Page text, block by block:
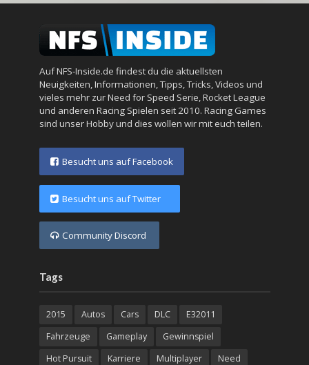
Auf NFS-Inside.de findest du die aktuellsten
Neuigkeiten, Informationen, Tipps, Tricks, Videos und
vieles mehr zur Need for Speed Serie, Rocket League
und anderen Racing Spielen seit 2010. Racing Games
sind unser Hobby und dies wollen wir mit euch teilen.
Besucht uns auf Facebook
Besucht uns auf Twitter
Community Discord
Tags
2015 Autos Cars DLC
E32011
Fahrzeuge
Gameplay
Gewinnspiel
Hot Pursuit
Karriere Multiplayer
Need